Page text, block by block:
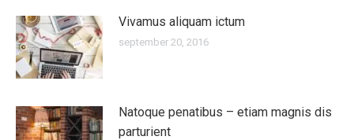
Vivamus aliquam ictum
september 20, 2016
Natoque penatibus – etiam magnis dis
parturient